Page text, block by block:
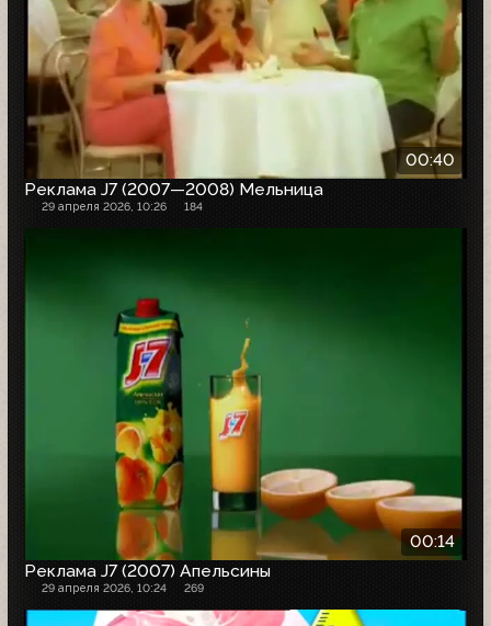
00:40
Реклама J7 (2007—2008) Мельница
29 апреля 2026, 10:26 184
00:14
Реклама J7 (2007) Апельсины
29 апреля 2026, 10:24 269